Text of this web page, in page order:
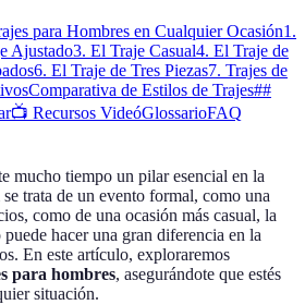
para Hombres en Cualquier Ocasión1.
Ajustado3. El Traje Casual4. El Traje de
6. El Traje de Tres Piezas7. Trajes de
Comparativa de Estilos de Trajes##
📺 Recursos VideóGlossarioFAQ
mucho tiempo un pilar esencial en la
trata de un evento formal, como una
como de una ocasión más casual, la
hacer una gran diferencia en la
En este artículo, exploraremos
para hombres, asegurándote que estés
situación.